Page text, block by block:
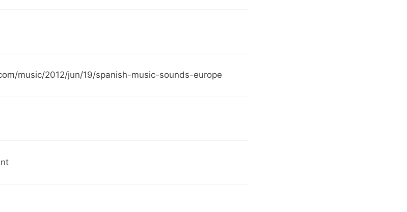
music/2012/jun/19/spanish-music-sounds-europe